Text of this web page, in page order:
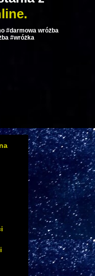
#darmowa wróżba
#wróżka